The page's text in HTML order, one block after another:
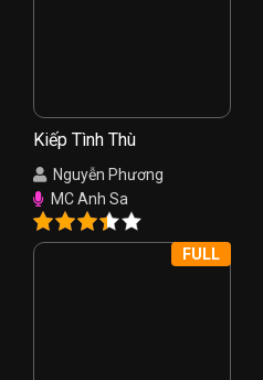
Kiếp Tình Thù
Nguyễn Phương
MC Anh Sa
FULL